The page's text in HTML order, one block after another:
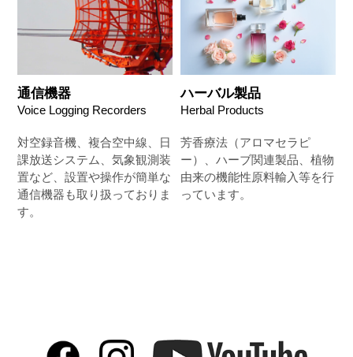
通信機器
Voice Logging Recorders
対空録音機、複合空中線、日
課放送システム、気象観測装
置など、設置や操作が簡単な
通信機器も取り扱っておりま
す。
ハーバル製品
Herbal Products
芳香療法（アロマセラピ
ー）、ハーブ関連製品、植物
由来の機能性原料輸入等を行
っています。